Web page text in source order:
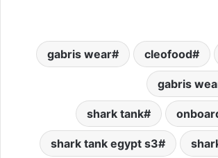
cleofood
gabris wear
gabris
shark tank
shark tank egypt s3